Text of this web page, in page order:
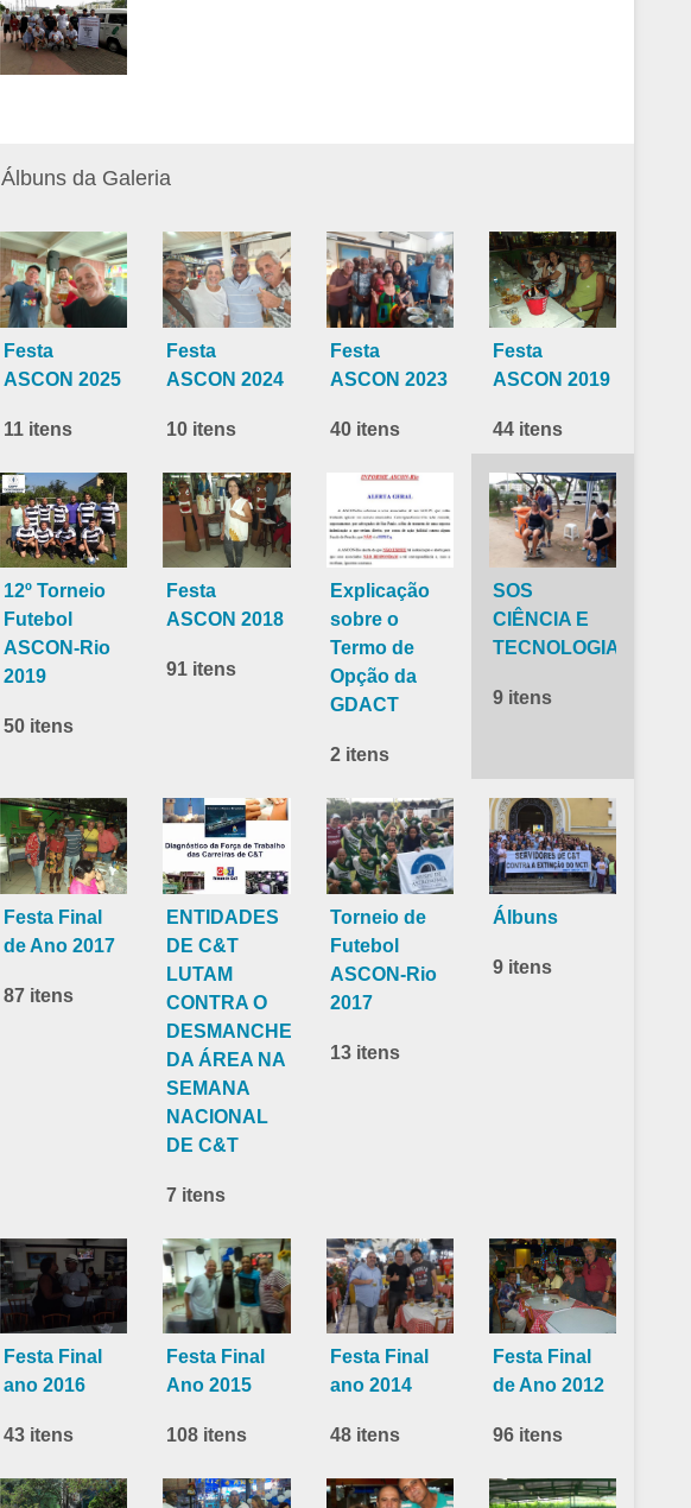
Álbuns da Galeria
Festa
ASCON 2025
11 itens
Festa
ASCON 2024
10 itens
Festa
ASCON 2023
40 itens
Festa
ASCON 2019
44 itens
12º Torneio
Futebol
ASCON-Rio
2019
50 itens
Festa
ASCON 2018
91 itens
Explicação
sobre o
Termo de
Opção da
GDACT
2 itens
SOS
CIÊNCIA E
TECNOLOGIA
9 itens
Festa Final
de Ano 2017
87 itens
ENTIDADES
DE C&T
LUTAM
CONTRA O
DESMANCHE
DA ÁREA NA
SEMANA
NACIONAL
DE C&T
7 itens
Torneio de
Futebol
ASCON-Rio
2017
13 itens
Álbuns
9 itens
Festa Final
ano 2016
43 itens
Festa Final
Ano 2015
108 itens
Festa Final
ano 2014
48 itens
Festa Final
de Ano 2012
96 itens